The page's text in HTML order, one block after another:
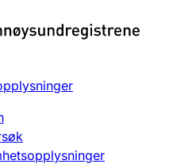
endre, slette